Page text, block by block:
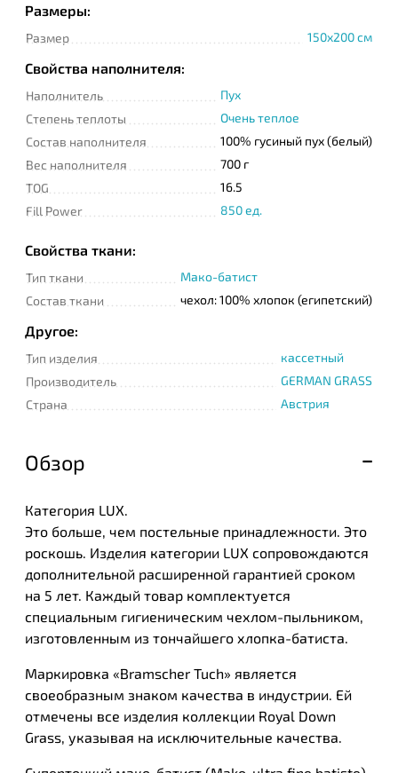
Размеры:
Размер 150x200 cм
Свойства наполнителя:
Наполнитель
Пух
Степень теплоты
Очень теплое
Состав наполнителя
100% гусиный пух (белый)
Вес наполнителя
700 г
TOG
16.5
Fill Power
850 ед.
Свойства ткани:
Тип ткани
Мако-батист
Состав ткани
чехол: 100% хлопок (египетский)
Другое:
Тип изделия
кассетный
Производитель
GERMAN GRASS
Страна
Австрия
Обзор
Категория LUX.
Это больше, чем постельные принадлежности. Это
роскошь. Изделия категории LUX сопровождаются
дополнительной расширенной гарантией сроком
на 5 лет. Каждый товар комплектуется
специальным гигиеническим чехлом-пыльником,
изготовленным из тончайшего хлопка-батиста.
Маркировка «Bramscher Tuch» является
своеобразным знаком качества в индустрии. Ей
отмечены все изделия коллекции Royal Down
Grass, указывая на исключительные качества.
Телефон
Сообщение
прочтение и согласие
конфиденциальности